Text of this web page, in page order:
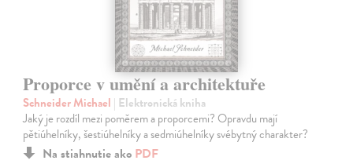
Proporce v umění a architektuře
Schneider Michael | Elektronická kniha
Jaký je rozdíl mezi poměrem a proporcemi? Opravdu mají
pětiúhelníky, šestiúhelníky a sedmiúhelníky svébytný charakter?
Na stiahnutie ako PDF